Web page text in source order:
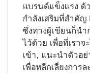
แบรนด์แข็งแรง ด้
กำลังเสริมที่สำคัญ
ซึ่งทางผู้เขียนก็นำ
ไว้ด้วย เพื่อที่เรา
เข้า, แนะนำตัวอ
เพื่อหลีกเลี่ยงการ